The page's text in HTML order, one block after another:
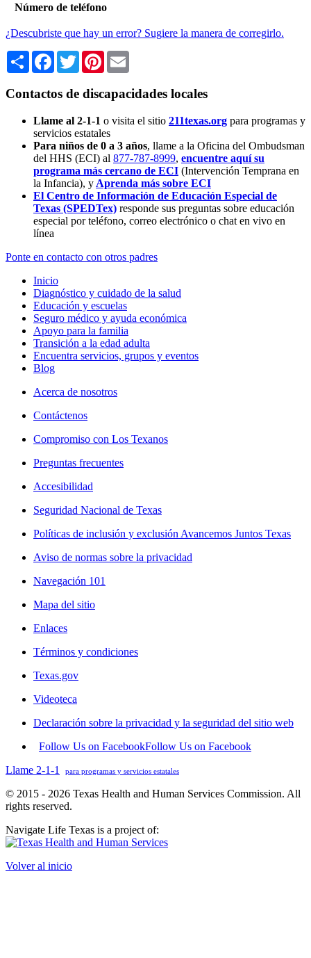
Número de teléfono
¿Descubriste que hay un error? Sugiere la manera de corregirlo.
Share Facebook
TwitterPinterest
Contactos de discapacidades locales
Llame al 2-1-1 o visita el sitio 211texas.org para programas y
servicios estatales
Para niños de 0 a 3 años, llame a la Oficina del Ombudsman
del HHS (ECI) al 877-787-8999, encuentre aquí su
programa más cercano de ECI (Intervención Temprana en
la Infancia), y Aprenda más sobre ECI
El Centro de Información de Educación Especial de
Texas (SPEDTex) responde sus preguntas sobre educación
especial por teléfono, correo electrónico o chat en vivo en
línea
Ponte en contacto con otros padres
Inicio
Diagnóstico y cuidado de la salud
Educación y escuelas
Seguro médico y ayuda económica
Apoyo para la familia
Transición a la edad adulta
Encuentra servicios, grupos y eventos
Blog
Acerca de nosotros
Contáctenos
Compromiso con Los Texanos
Preguntas frecuentes
Accesibilidad
Seguridad Nacional de Texas
Políticas de inclusión y exclusión Avancemos Juntos Texas
Aviso de normas sobre la privacidad
Navegación 101
Mapa del sitio
Enlaces
Términos y condiciones
Texas.gov
Videoteca
Declaración sobre la privacidad y la seguridad del sitio web
Follow Us on FacebookFollow Us on Facebook
Llame 2-1-1
para programas y servicios estatales
© 2015 - 2026 Texas Health and Human Services Commission. All
rights reserved.
Navigate Life Texas is a project of:
Volver al inicio